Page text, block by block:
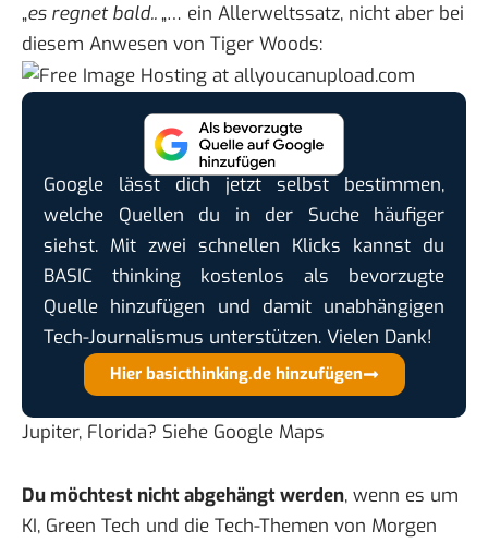
„es regnet bald..„… ein Allerweltssatz, nicht aber bei
diesem Anwesen von Tiger Woods:
Google lässt dich jetzt selbst bestimmen,
welche Quellen du in der Suche häufiger
siehst. Mit zwei schnellen Klicks kannst du
BASIC thinking kostenlos als bevorzugte
Quelle hinzufügen und damit unabhängigen
Tech-Journalismus unterstützen. Vielen Dank!
Hier basicthinking.de hinzufügen
Jupiter, Florida? Siehe Google Maps
Du möchtest nicht abgehängt werden, wenn es um
KI, Green Tech und die Tech-Themen von Morgen